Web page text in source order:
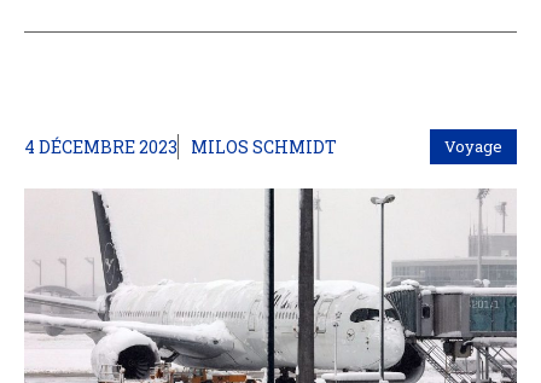
4 DÉCEMBRE 2023 MILOS SCHMIDT Voyage